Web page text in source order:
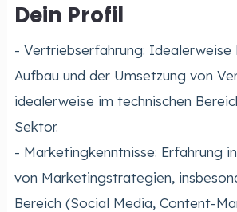
Dein Profil
- Vertriebserfahrung: Idealerweise
Aufbau und der Umsetzung von
idealerweise im technischen
Sektor.
- Marketingkenntnisse: Erfahrung
von Marketingstrategien,
Bereich (Social Media, Content-